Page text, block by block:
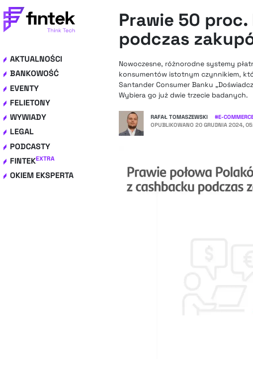
AKTUALNOŚCI
BANKOWOŚĆ
EVENTY
FELIETONY
WYWIADY
LEGAL
PODCASTY
FINTEKEXTRA
OKIEM EKSPERTA
Prawie 50
podczas
Nowoczesne, różnorodne systemy
konsumentów istotnym czynnikiem,
Santander Consumer Banku
Wybiera go już dwie trzecie badanych.
RAFAŁ TOMASZEWSKI #E-
OPUBLIKOWANO 20 GRUDNIA 2024,